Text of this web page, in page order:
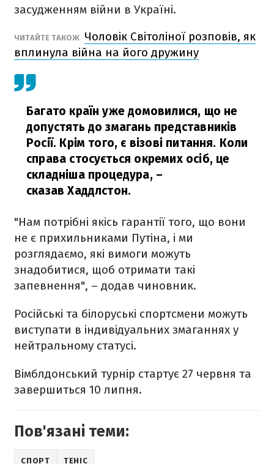
засудженням війни в Україні.
ЧИТАЙТЕ ТАКОЖ Чоловік Світоліної розповів, як
вплинула війна на його дружину
Багато країн уже домовилися, що не
допустять до змагань представників
Росії. Крім того, є візові питання. Коли
справа стосується окремих осіб, це
складніша процедура, –
сказав Хаддлстон.
"Нам потрібні якісь гарантії того, що вони
не є прихильниками Путіна, і ми
розглядаємо, які вимоги можуть
знадобитися, щоб отримати такі
запевнення", – додав чиновник.
Російські та білоруські спортсмени можуть
виступати в індивідуальних змаганнях у
нейтральному статусі.
Вімблдонський турнір стартує 27 червня та
завершиться 10 липня.
Пов'язані теми:
СПОРТ ТЕНІС